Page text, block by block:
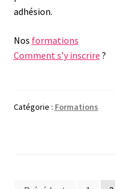
adhésion.
Nos formations
Comment s’y inscrire ?
Catégorie : Formations